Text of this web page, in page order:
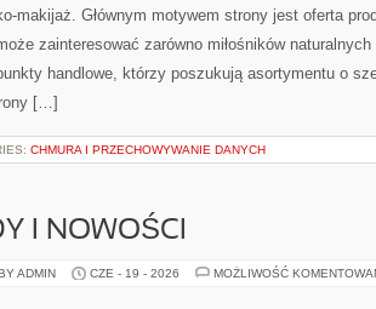
makijaż. Głównym motywem strony jest oferta
zainteresować zarówno miłośników
handlowe, którzy poszukują asortymentu o
[…]
CHMURA I PRZECHOWYWANIE DANYCH
I NOWOŚCI
ADMIN CZE - 19 - 2026 MOŻLIWOŚĆ